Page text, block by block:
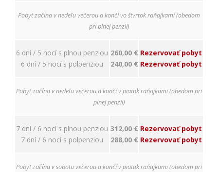
Pobyt začína v nedeľu večerou a končí vo štvrtok raňajkami (obedom
pri plnej penzii)
6 dní / 5 nocí s plnou penziou
6 dní / 5 nocí s polpenziou
260,00 €
240,00 €
Rezervovať pobyt
Rezervovať pobyt
Pobyt začína v nedeľu večerou a končí v piatok raňajkami (obedom pri
plnej penzii)
7 dní / 6 nocí s plnou penziou
7 dní / 6 nocí s polpenziou
312,00 €
288,00 €
Rezervovať pobyt
Rezervovať pobyt
Pobyt začína v sobotu večerou a končí v piatok raňajkami (obedom pri
Pomáhajú
porozumieť,
používajú
zlepšovať.
Tieto
informácie